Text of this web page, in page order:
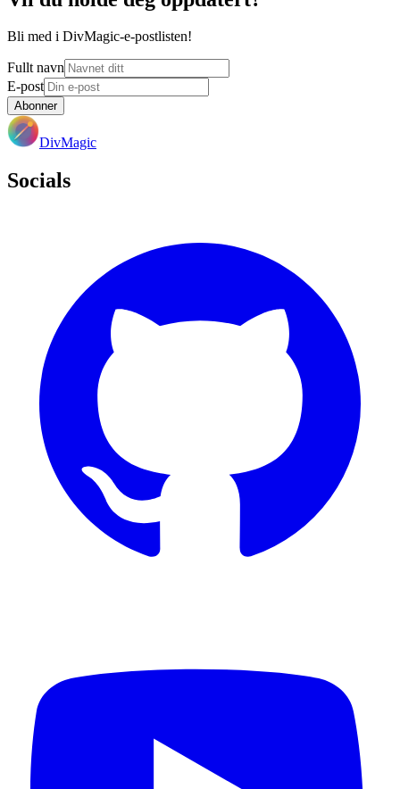
Bli med i DivMagic-e-postlisten!
Fullt navn
E-post
Abonner
DivMagic
Socials